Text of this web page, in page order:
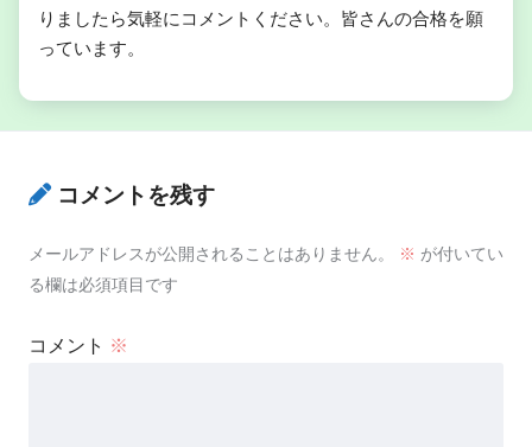
りましたら気軽にコメントください。皆さんの合格を願
っています。
コメントを残す
メールアドレスが公開されることはありません。 ※ が付いてい
る欄は必須項目です
コメント ※